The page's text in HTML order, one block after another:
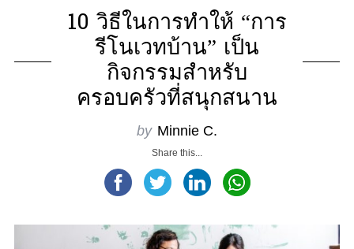
10 วิธีในการทำให้ “การ
รีโนเวทบ้าน” เป็น
กิจกรรมสำหรับ
ครอบครัวที่สนุกสนาน
by Minnie C.
Share this...